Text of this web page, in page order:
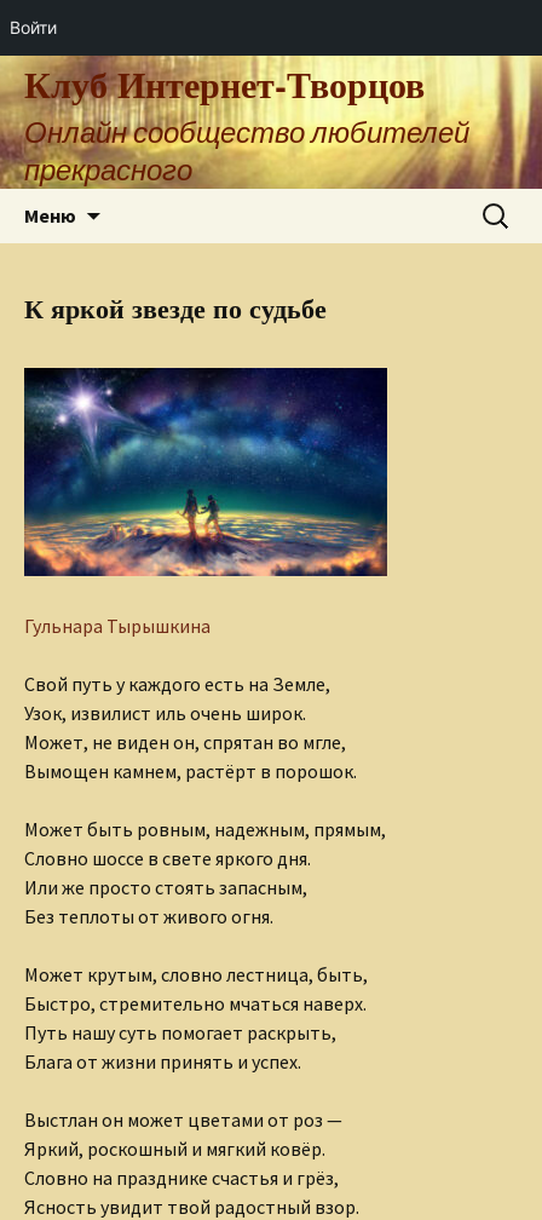
Войти
Клуб Интернет-Творцов
Онлайн сообщество любителей
прекрасного
Меню Найти:
К яркой звезде по судьбе
Гульнара Тырышкина
Свой путь у каждого есть на Земле,
Узок, извилист иль очень широк.
Может, не виден он, спрятан во мгле,
Вымощен камнем, растёрт в порошок.
Может быть ровным, надежным, прямым,
Словно шоссе в свете яркого дня.
Или же просто стоять запасным,
Без теплоты от живого огня.
Может крутым, словно лестница, быть,
Быстро, стремительно мчаться наверх.
Путь нашу суть помогает раскрыть,
Блага от жизни принять и успех.
Выстлан он может цветами от роз —
Яркий, роскошный и мягкий ковёр.
Словно на празднике счастья и грёз,
Ясность увидит твой радостный взор.